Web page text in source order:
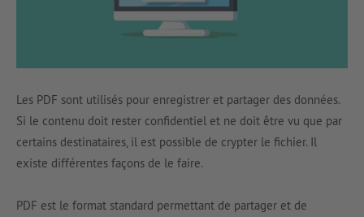
Les PDF sont utilisés pour enregistrer et partager des données.
Si le contenu doit rester confidentiel et ne doit être vu que par
certains destinataires, il est possible de crypter le fichier. Il
existe différentes façons de le faire.
PDF est le format standard permettant de partager et de